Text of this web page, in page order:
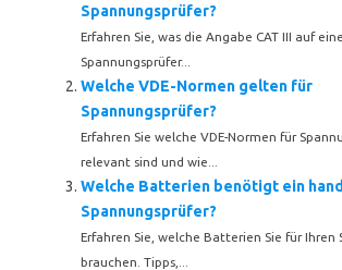
Spannungsprüfer?
Erfahren Sie, was die Angabe CAT III auf
Spannungsprüfer...
Welche VDE-Normen gelten für
Spannungsprüfer?
Erfahren Sie welche VDE-Normen für
relevant sind und wie...
Welche Batterien benötigt ein
Spannungsprüfer?
Erfahren Sie, welche Batterien Sie für Ihren
brauchen. Tipps,...